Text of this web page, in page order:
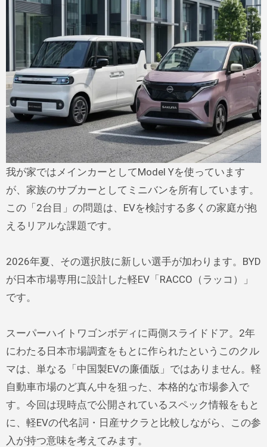
我が家ではメインカーとしてModel Yを使っています
が、家族のサブカーとしてミニバンを所有しています。
この「2台目」の問題は、EVを検討する多くの家庭が抱
えるリアルな課題です。
2026年夏、その選択肢に新しい選手が加わります。BYD
が日本市場専用に設計した軽EV「RACCO（ラッコ）」
です。
スーパーハイトワゴンボディに両側スライドドア。2年
にわたる日本市場調査をもとに作られたというこのクル
マは、単なる「中国製EVの廉価版」ではありません。軽
自動車市場のど真ん中を狙った、本格的な市場参入で
す。今回は現時点で公開されているスペック情報をもと
に、軽EVの代名詞・日産サクラと比較しながら、この参
入が持つ意味を考えてみます。